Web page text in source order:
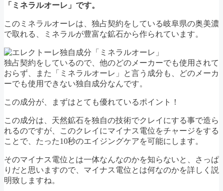
「ミネラルオーレ」です。
このミネラルオーレは、独占契約をしている岐阜県の奥美濃
で取れる、ミネラルが豊富な鉱石から作られています。
独占契約をしているので、他のどのメーカーでも使用されて
おらず、また「ミネラルオーレ」と言う成分も、どのメーカ
ーでも使用できない独自成分なんです。
この成分が、まずはとても優れているポイント！
この成分は、天然鉱石を独自の技術でクレイにする事で造ら
れるのですが、このクレイにマイナス電位をチャージをする
ことで、たった10秒のエイジングケアを可能にします。
そのマイナス電位とは一体なんなのかを知らないと、さっぱ
りだと思いますので、マイナス電位とは何なのかを詳しく説
明致しますね。